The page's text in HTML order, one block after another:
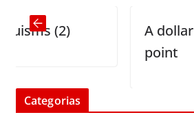
(2)
A dollar per
point
Categorias